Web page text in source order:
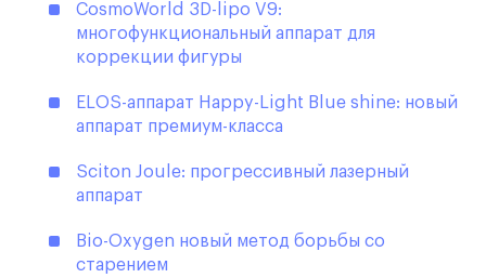
СosmoWorld 3D-lipo V9:
многофункциональный аппарат для
коррекции фигуры
ELOS-аппарат Happy-Light Blue shine: новый
аппарат премиум-класса
Sciton Joule: прогрессивный лазерный
аппарат
Bio-Oxygen новый метод борьбы со
старением